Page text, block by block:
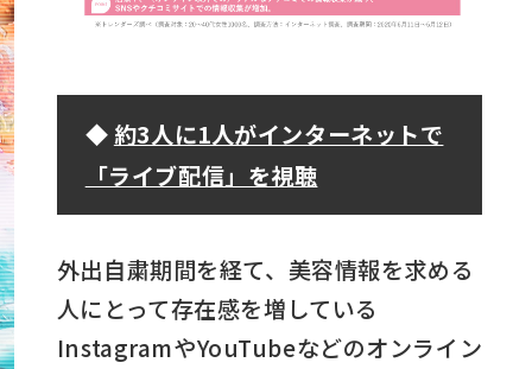
◆約3人に1人がインターネットで
「ライブ配信」を視聴
外出自粛期間を経て、美容情報を求める
人にとって存在感を増している
InstagramやYouTubeなどのオンライン